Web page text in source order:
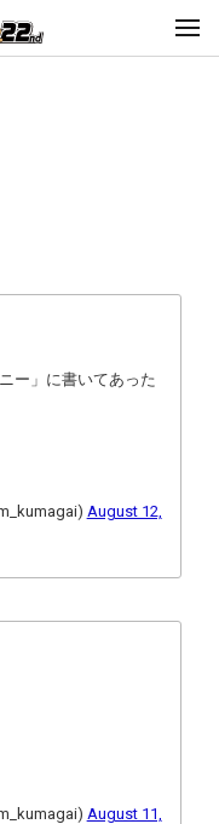
ー」に書いてあった
August 12,
August 11,